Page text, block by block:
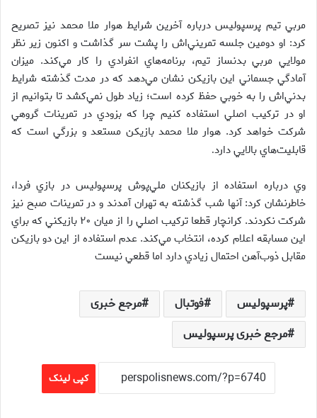
مربي تيم پرسپوليس درباره آخرين شرايط هوار ملا محمد نيز تصريح
كرد: او دومين جلسه تمريني‌اش را پشت سر گذاشت و اكنون زير نظر
مولايي مربي بدنساز تيم، برنامه‌هاي انفرادي را كار مي‌كند. ميزان
آمادگي جسماني اين بازيكن نشان مي‌دهد كه در مدت گذشته شرايط
بدني‌اش را به خوبي حفظ كرده است؛ زياد طول نمي‌كشد تا بتوانيم از
او در تركيب اصلي استفاده كنيم چرا كه بزودي در تمرينات گروهي
شركت خواهد كرد. هوار ملا محمد بازيكن مستعد و بزرگي است كه
قابليت‌هاي بالايي دارد.
وي درباره استفاده از بازيكنان ملي‌پوش پرسپوليس در بازي فردا،
خاطرنشان كرد: آنها شب گذشته به تهران آمدند و در تمرينات صبح نيز
شركت نكردند. كرانچار قطعا تركيب اصلي را از ميان ۲۰ بازيكني كه براي
اين مسابقه اعلام كرده، انتخاب مي‌كند. عدم استفاده از اين دو بازيكن
مقابل ذوب‌آهن احتمال زيادي دارد اما قطعي نيست
پرسپولیس فوتبال
مرجع خبری
مرجع خبری پرسپولیس
کپی لینک